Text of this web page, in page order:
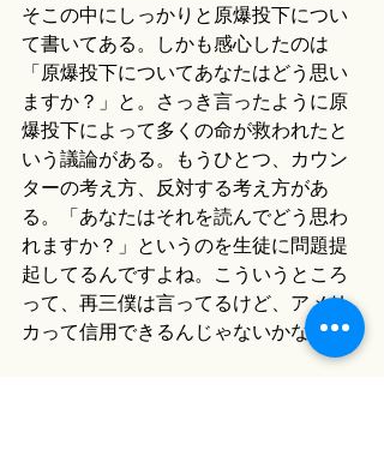
そこの中にしっかりと原爆投下につい
て書いてある。しかも感心したのは
「原爆投下についてあなたはどう思い
ますか？」と。さっき言ったように原
爆投下によって多くの命が救われたと
いう議論がある。もうひとつ、カウン
ターの考え方、反対する考え方があ
る。「あなたはそれを読んでどう思わ
れますか？」というのを生徒に問題提
起してるんですよね。こういうところ
って、再三僕は言ってるけど、アメリ
カって信用できるんじゃないかなと。